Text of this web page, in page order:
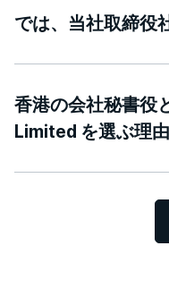
では、当社取締役
香港の会社秘書役
Limited を選ぶ理